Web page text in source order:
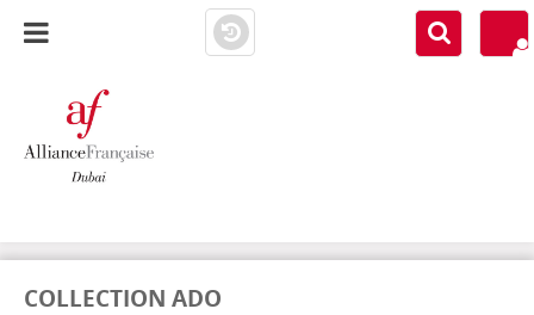
COLLECTION ADO